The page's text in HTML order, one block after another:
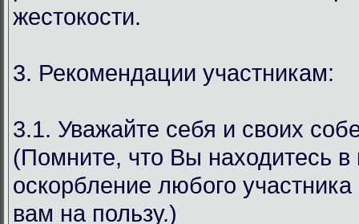
жестокости.
3. Рекомендации участникам:
3.1. Уважайте себя и своих
(Помните, что Вы находитесь
оскорбление любого
вам на пользу.)